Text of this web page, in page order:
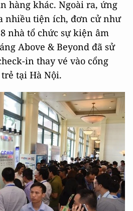
hàng khác. Ngoài ra, ứng
nhiều tiện ích, đơn cử như
nhà tổ chức sự kiện âm
Above & Beyond đã sử
in thay vé vào cổng
tại Hà Nội.